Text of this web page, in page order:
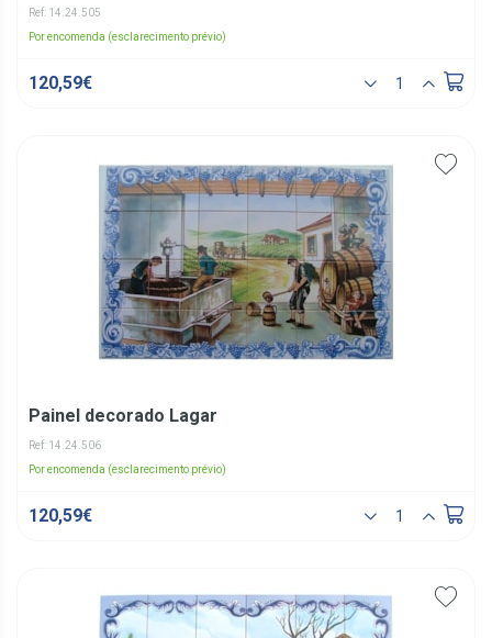
Ref: 14.24.505
Por encomenda (esclarecimento prévio)
120,59€
Painel decorado Lagar
Ref: 14.24.506
Por encomenda (esclarecimento prévio)
120,59€